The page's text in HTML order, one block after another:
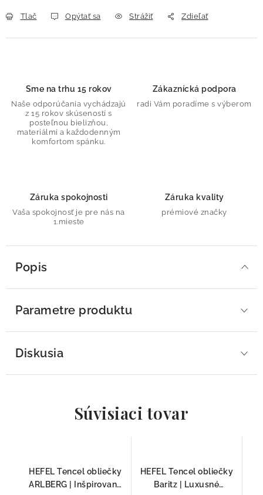
Tlač Opýtať sa Strážiť Zdieľať
Sme na trhu 15 rokov
Naše odporúčania vychádzajú
z 15 rokov skúseností s
posteľnou bielizňou,
materiálmi a každodenným
komfortom spánku.
Zákaznícká podpora
radi Vám poradíme s výberom
Záruka spokojnosti
Vaša spokojnosť je pre nás na
1.mieste
Záruka kvality
prémiové značky
Popis
Parametre produktu
Diskusia
Súvisiaci tovar
HEFEL Tencel obliečky
ARLBERG | Inšpirované
HEFEL Tencel obliečky
Baritz | Luxusné